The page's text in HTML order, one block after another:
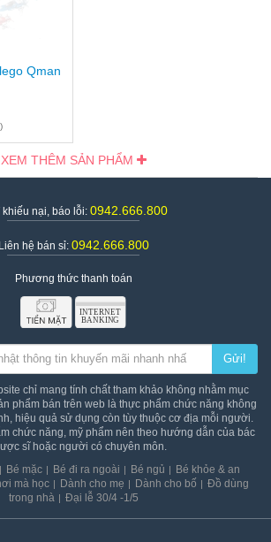
Qman
XEM THÊM SẢN PHẨM
khiếu nại, báo lỗi: 0942.666.800
Liên hệ bán sỉ: 0942.666.800
Phương thức thanh toán
Gửi!
chỉ mang tính chất tham khảo không nhằm mục
phẩm bán trên web là thực phẩm chức năng không
hiệu quả sử dụng còn tùy thuộc cơ địa mỗi người.
chức năng, mỹ phẩm nên theo hướng dẫn của bác
sĩ hoặc người có chuyên môn.
Bé mặc Bé đi ra ngoài Bé ngủ
Bé khỏe & an
mà học Dành cho mẹ Dành cho bố
Đồ dùng
trong nhà
Đại lễ 30/4 -1/5